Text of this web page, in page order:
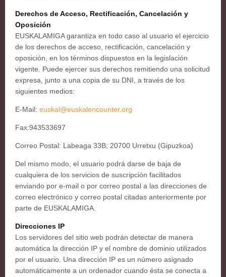
Derechos de Acceso, Rectificación, Cancelación y
Oposición
EUSKALAMIGA garantiza en todo caso al usuario el ejercicio
de los derechos de acceso, rectificación, cancelación y
oposición, en los términos dispuestos en la legislación
vigente. Puede ejercer sus derechos remitiendo una solicitud
expresa, junto a una copia de su DNI, a través de los
siguientes medios:
E-Mail: euskal@euskalencounter.org
Fax:943533697
Correo Postal: Labeaga 33B; 20700 Urretxu (Gipuzkoa)
Del mismo modo, el usuario podrá darse de baja de
cualquiera de los servicios de suscripción facilitados
enviando por e-mail o por correo postal a las direcciones de
correo electrónico y correo postal citadas anteriormente por
parte de EUSKALAMIGA.
Direcciones IP
Los servidores del sitio web podrán detectar de manera
automática la dirección IP y el nombre de dominio utilizados
por el usuario. Una dirección IP es un número asignado
automáticamente a un ordenador cuando ésta se conecta a